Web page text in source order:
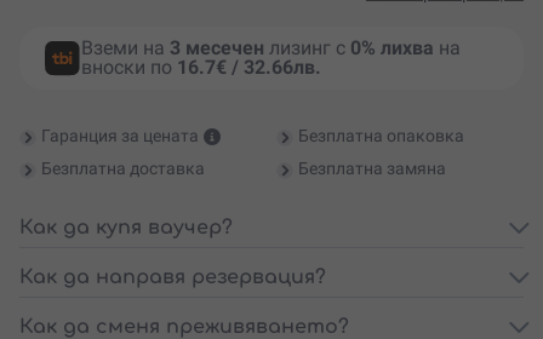
Вземи на 3 месечен лизинг с 0% лихва на
вноски по 16.7€ / 32.66лв.
Гаранция за цената
Безплатна опаковка
Безплатна доставка
Безплатна замяна
Как да купя ваучер?
Как да направя резервация?
Как да сменя преживяването?